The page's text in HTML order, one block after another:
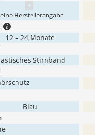
Herstellerangabe
12 – 24 Monate
Stirnband
Blau